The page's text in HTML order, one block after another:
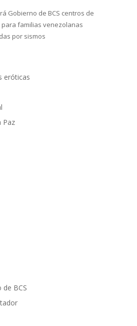
Gobierno de BCS centros de
para familias venezolanas
por sismos
eróticas
Paz
de BCS